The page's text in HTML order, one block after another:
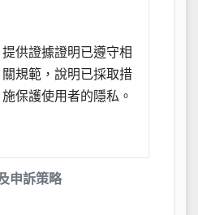
申訴策略
提供證據證明已遵守相
關規範，說明已採取措
施保護使用者的隱私。